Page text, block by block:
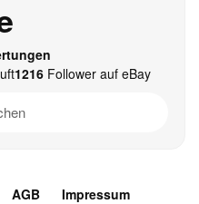
1216Follower auf eBay
AGB Impressum